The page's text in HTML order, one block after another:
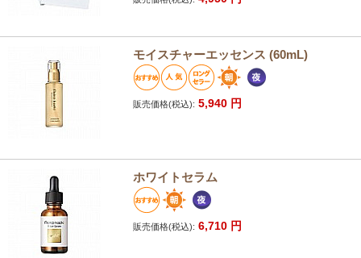
モイスチャーエッセンス (60mL)
販売価格(税込): 5,940 円
ホワイトセラム
販売価格(税込): 6,710 円